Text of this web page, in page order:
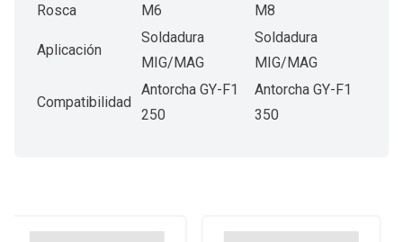
Rosca M6 M8
Aplicación
Soldadura
MIG/MAG
Soldadura
MIG/MAG
Compatibilidad
Antorcha GY-F1
250
Antorcha GY-F1
350